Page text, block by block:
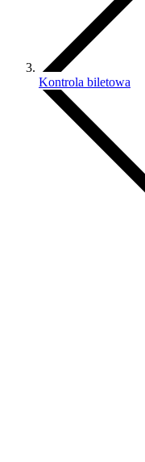
Kontrola biletowa